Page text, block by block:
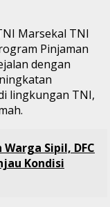
Marsekal TNI
Pinjaman
dengan
lingkungan TNI,
Sipil, DFC
Kondisi